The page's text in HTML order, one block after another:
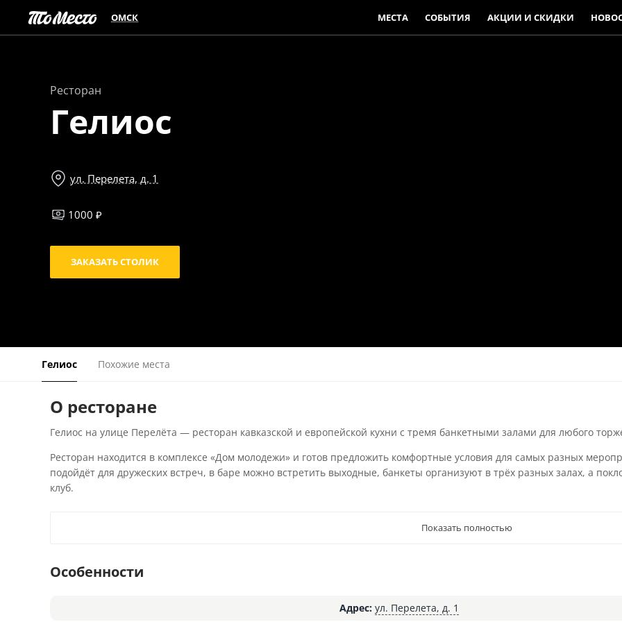
ОМСК МЕСТА СОБЫТИЯ АКЦИИ И СКИДКИ
Ресторан
Гелиос
ул. Перелета, д. 1
1000 ₽
ЗАКАЗАТЬ СТОЛИК
Гелиос Похожие места
О ресторане
Гелиос на улице Перелёта — ресторан кавказской и европейской кухни с тремя банкетными залами для любого
Ресторан находится в комплексе «Дом молодежи» и готов предложить комфортные условия для самых разных
подойдёт для дружеских встреч, в баре можно встретить выходные, банкеты организуют в трёх разных залах, а
клуб.
Показать полностью
Особенности
Адрес: ул. Перелета, д. 1